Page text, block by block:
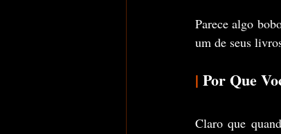
Parece algo
um de seus
| Por Que
Claro que